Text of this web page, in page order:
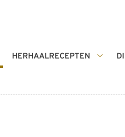
HERHAALRECEPTEN